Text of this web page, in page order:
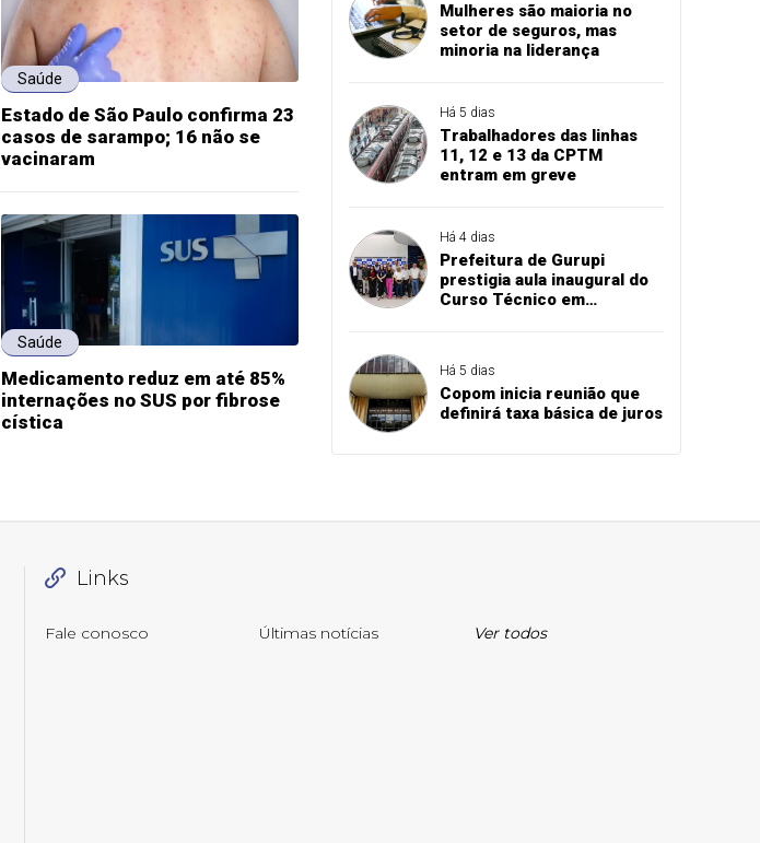
Saúde
Estado de São Paulo confirma 23
casos de sarampo; 16 não se
vacinaram
Saúde
Medicamento reduz em até 85%
internações no SUS por fibrose
cística
Mulheres são maioria no
setor de seguros, mas
minoria na liderança
Há 5 dias
Trabalhadores das linhas
11, 12 e 13 da CPTM
entram em greve
Há 4 dias
Prefeitura de Gurupi
prestigia aula inaugural do
Curso Técnico em
Há 5 dias
Copom inicia reunião que
definirá taxa básica de juros
Links
Fale conosco Últimas notícias Ver todos